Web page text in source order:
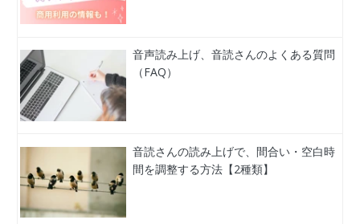
音声読み上げ、音読さんのよくある質問
（FAQ）
音読さんの読み上げで、間合い・空白時
間を調整する方法【2種類】